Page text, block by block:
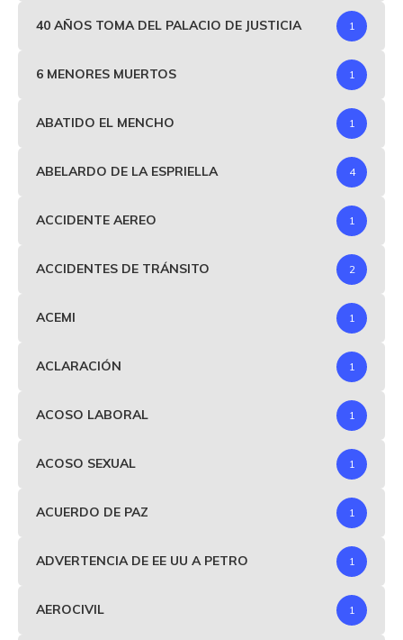
40 AÑOS TOMA DEL PALACIO DE JUSTICIA 1
6 MENORES MUERTOS 1
ABATIDO EL MENCHO 1
ABELARDO DE LA ESPRIELLA 4
ACCIDENTE AEREO 1
ACCIDENTES DE TRÁNSITO 2
ACEMI 1
ACLARACIÓN 1
ACOSO LABORAL 1
ACOSO SEXUAL 1
ACUERDO DE PAZ 1
ADVERTENCIA DE EE UU A PETRO 1
AEROCIVIL 1